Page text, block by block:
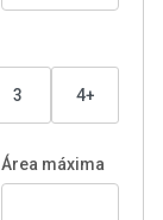
3 4+
Área máxima